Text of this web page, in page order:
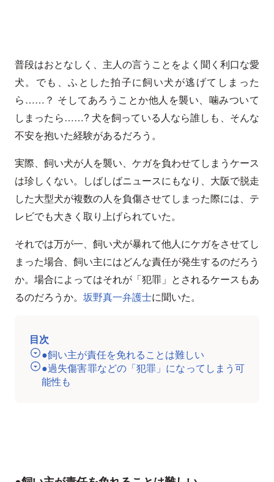
普段はおとなしく、主人の言うことをよく聞く利口な愛
犬。でも、ふとした拍子に飼い犬が逃げてしまった
ら……？ そしてあろうことか他人を襲い、噛みついて
しまったら……? 犬を飼っている人なら誰しも、そんな
不安を抱いた経験があるだろう。
実際、飼い犬が人を襲い、ケガを負わせてしまうケース
は珍しくない。しばしばニュースにもなり、大阪で脱走
した大型犬が複数の人を負傷させてしまった際には、テ
レビでも大きく取り上げられていた。
それでは万が一、飼い犬が暴れて他人にケガをさせてし
まった場合、飼い主にはどんな責任が発生するのだろう
か。場合によってはそれが「犯罪」とされるケースもあ
るのだろうか。 坂野真一弁護士に聞いた。
目次
●飼い主が責任を免れることは難しい
●過失傷害罪などの「犯罪」になってしまう可
能性も